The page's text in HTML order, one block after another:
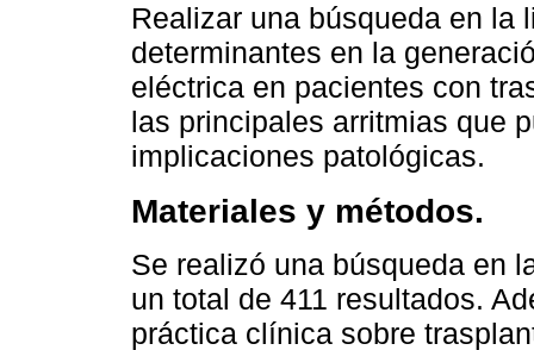
Realizar una búsqueda en la
determinantes en la
eléctrica en pacientes con
las principales arritmias que
implicaciones patológicas.
Materiales y métodos.
Se realizó una búsqueda en
un total de 411 resultados.
práctica clínica sobre